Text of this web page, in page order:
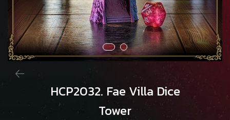
HCP2032. Fae Villa Dice
Tower